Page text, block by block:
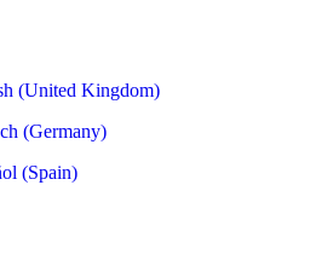
(United Kingdom)
(Germany)
(Spain)